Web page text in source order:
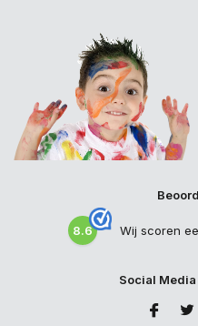
8.6 Wij scoren
Social